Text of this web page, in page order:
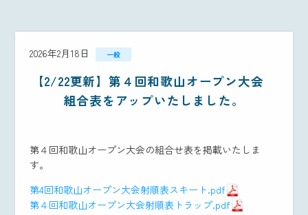
2026年2月18日 一般
【2/22更新】第４回和歌山オープン大会
組合表をアップいたしました。
第４回和歌山オープン大会の組合せ表を掲載いたしま
す。
第4回和歌山オープン大会射順表スキート.pdf
第４回和歌山オープン大会射順表トラップ.pdf